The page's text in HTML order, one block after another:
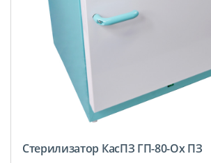
Стерилизатор КасПЗ ГП-80-Ох ПЗ